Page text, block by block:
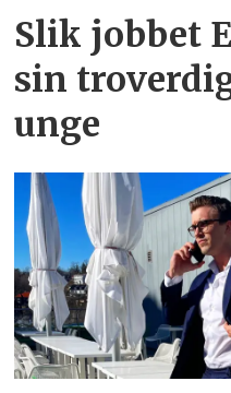
Slik jobbet
sin
unge